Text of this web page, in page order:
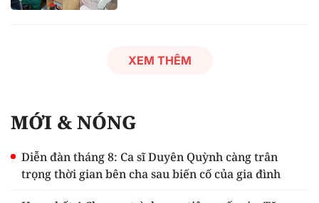
XEM THÊM
MỚI & NÓNG
Diễn đàn tháng 8: Ca sĩ Duyên Quỳnh càng trân
trọng thời gian bên cha sau biến cố của gia đình